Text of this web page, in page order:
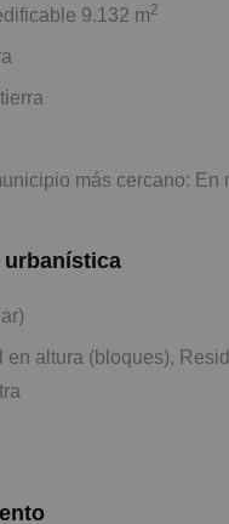
9.132 m2
más cercano: En
en altura (bloques),